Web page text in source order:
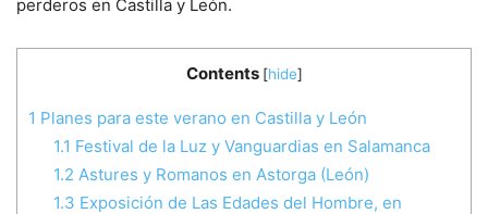
perderos en Castilla y León.
Contents [hide]
1 Planes para este verano en Castilla y León
1.1 Festival de la Luz y Vanguardias en Salamanca
1.2 Astures y Romanos en Astorga (León)
1.3 Exposición de Las Edades del Hombre, en